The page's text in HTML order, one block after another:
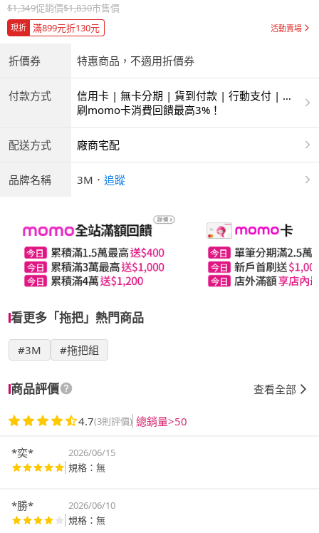
$1,349促銷價$1,830市售價
現折 滿899元折130元 活動賣場
折價券 特惠商品，不適用折價券
付款方式
信用卡 | 無卡分期 | 貨到付款 | 行動支付 | 超
商付款 | ATM | 銀聯卡 | 銀行帳戶付款
刷momo卡消費回饋最高3%！
配送方式 廠商宅配
品牌名稱 3M ． 追蹤
看更多「拖把」熱門商品
#3M #拖把組
商品評價 查看全部
4.7(3則評價) 總銷量>50
*奕*
2026/06/15
規格：無
*勝*
2026/06/10
規格：無